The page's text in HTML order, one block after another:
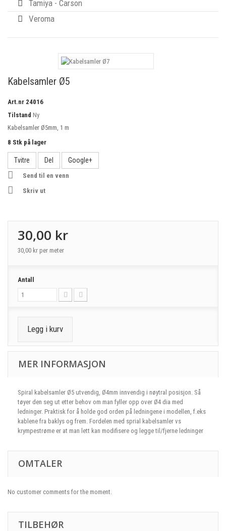
Tamiya - Carson
Veroma
Kabelsamler Ø5
Art.nr 24016
Tilstand Ny
Kabelsamler Ø5mm, 1 m
8 Stk på lager
Tvitre Del Google+
Send til en venn
Skriv ut
30,00 kr
30,00 kr per meter
Antall
Legg i kurv
MER INFORMASJON
Spiral kabelsamler Ø5 utvendig, Ø4mm innvendig i nøytral posisjon. Så
tøyer den seg ut etter behov om man fyller opp over Ø4 dia med
ledninger. Praktisk for å holde god orden på ledningene i modellen, f.eks
kablene fra baklys og frem. Fordelen med sprial kabelsamler vs
krympestrøme er at man lett kan modifisere og legge til/fjerne ledninger
OMTALER
No customer comments for the moment.
TILBEHØR